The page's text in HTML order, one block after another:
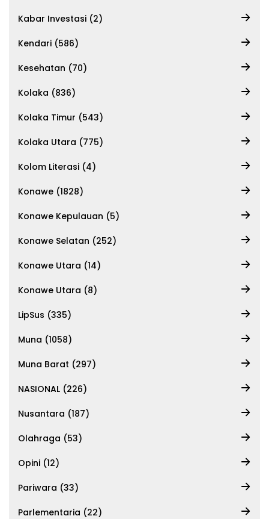
Kabar Investasi (2)
Kendari (586)
Kesehatan (70)
Kolaka (836)
Kolaka Timur (543)
Kolaka Utara (775)
Kolom Literasi (4)
Konawe (1828)
Konawe Kepulauan (5)
Konawe Selatan (252)
Konawe Utara (14)
Konawe Utara (8)
LipSus (335)
Muna (1058)
Muna Barat (297)
NASIONAL (226)
Nusantara (187)
Olahraga (53)
Opini (12)
Pariwara (33)
Parlementaria (22)